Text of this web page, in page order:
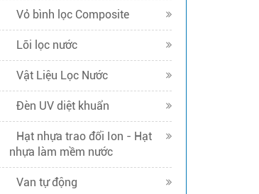
Vỏ bình lọc Composite
Lõi lọc nước
Vật Liệu Lọc Nước
Đèn UV diệt khuẩn
Hạt nhựa trao đổi Ion - Hạt
nhựa làm mềm nước
Van tự động